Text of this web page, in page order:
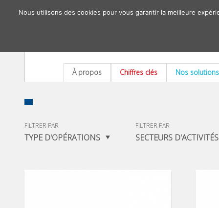
À propos Chiffres clés Nos solutions
FILTRER PAR
TYPE D'OPÉRATIONS
FILTRER PAR
SECTEURS D'ACTIVITÉS
Nous utilisons des cookies pour vous garantir la meilleure